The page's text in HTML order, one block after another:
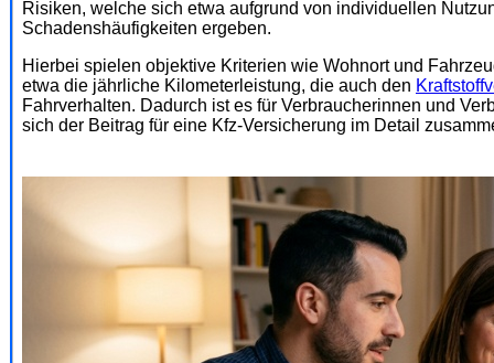
Risiken, welche sich etwa aufgrund von individuellen
Schadenshäufigkeiten ergeben.
Hierbei spielen objektive Kriterien wie Wohnort und
etwa die jährliche Kilometerleistung, die auch den
Fahrverhalten. Dadurch ist es für Verbraucherinnen und
sich der Beitrag für eine Kfz-Versicherung im Detail